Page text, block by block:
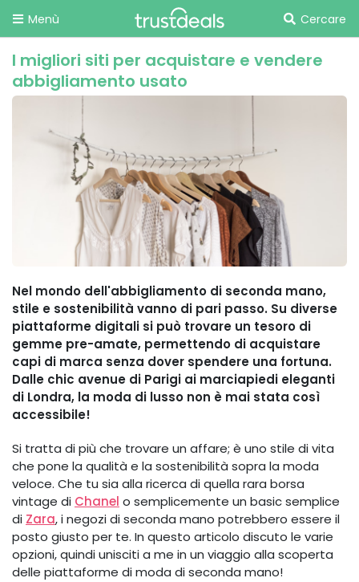
Menù Cercare
I migliori siti per acquistare e vendere
abbigliamento usato
Nel mondo dell'abbigliamento di seconda mano,
stile e sostenibilità vanno di pari passo. Su diverse
piattaforme digitali si può trovare un tesoro di
gemme pre-amate, permettendo di acquistare
capi di marca senza dover spendere una fortuna.
Dalle chic avenue di Parigi ai marciapiedi eleganti
di Londra, la moda di lusso non è mai stata così
accessibile!
Si tratta di più che trovare un affare; è uno stile di vita
che pone la qualità e la sostenibilità sopra la moda
veloce. Che tu sia alla ricerca di quella rara borsa
vintage di Chanel o semplicemente un basic semplice
di Zara, i negozi di seconda mano potrebbero essere il
posto giusto per te. In questo articolo discuto le varie
opzioni, quindi unisciti a me in un viaggio alla scoperta
delle piattaforme di moda di seconda mano!